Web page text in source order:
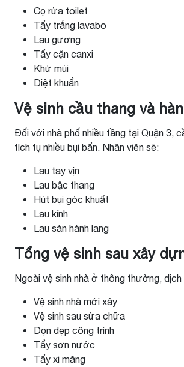
Cọ rửa toilet
Tẩy trắng lavabo
Lau gương
Tẩy cặn canxi
Khử mùi
Diệt khuẩn
Vệ sinh cầu thang và
Đối với nhà phố nhiều tầng tại Quận 3,
tích tụ nhiều bụi bẩn. Nhân viên sẽ:
Lau tay vịn
Lau bậc thang
Hút bụi góc khuất
Lau kính
Lau sàn hành lang
Tổng vệ sinh sau xây
Ngoài vệ sinh nhà ở thông thường, dịch
Vệ sinh nhà mới xây
Vệ sinh sau sửa chữa
Dọn dẹp công trình
Tẩy sơn nước
Tẩy xi măng